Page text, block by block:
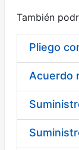
Erakutsi/
Erakutsi/
También
Pliego
Acuerdo